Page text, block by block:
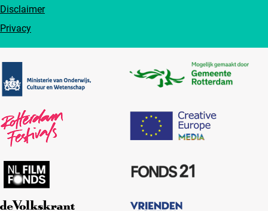
Disclaimer
Privacy